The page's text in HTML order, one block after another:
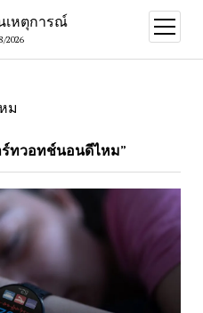
หตุการณ์
2026
open
menu
ม
ร์ทวอทช์นอนดีไหม”